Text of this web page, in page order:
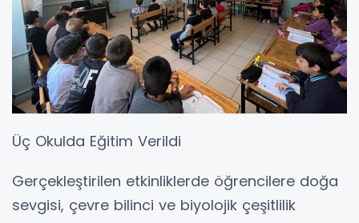
Üç Okulda Eğitim Verildi
Gerçekleştirilen etkinliklerde öğrencilere doğa
sevgisi, çevre bilinci ve biyolojik çeşitlilik